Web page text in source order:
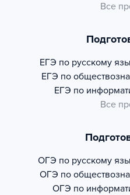
Все
ЕГЭ по русскому
ЕГЭ по
ЕГЭ по
Все
ОГЭ по русскому
ОГЭ по
ОГЭ по